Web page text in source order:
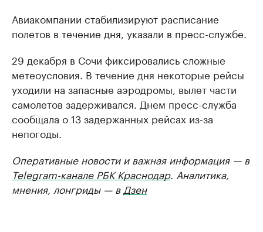
Авиакомпании стабилизируют расписание
полетов в течение дня, указали в пресс-службе.
29 декабря в Сочи фиксировались сложные
метеоусловия. В течение дня некоторые рейсы
уходили на запасные аэродромы, вылет части
самолетов задерживался. Днем пресс-служба
сообщала о 13 задержанных рейсах из-за
непогоды.
Оперативные новости и важная информация — в
Telegram-канале РБК Краснодар. Аналитика,
мнения, лонгриды — в Дзен